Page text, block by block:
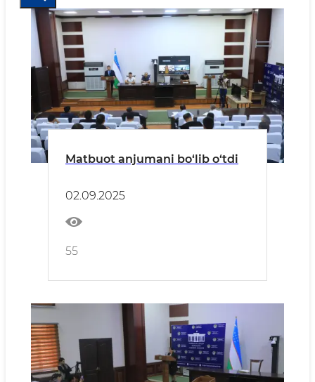
Matbuot anjumani bo‘lib o‘tdi
02.09.2025
55